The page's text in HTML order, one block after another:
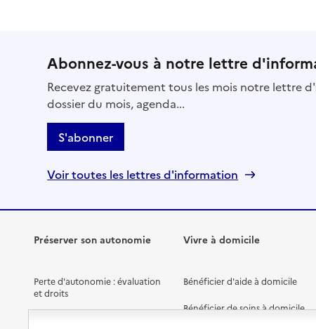
Abonnez-vous à notre lettre
Recevez gratuitement tous les mois notre lettre
dossier du mois, agenda...
S'abonner
Voir toutes les lettres d'information
Préserver son autonomie
Perte d'autonomie : évaluation
et droits
Vivre à domicile
Bénéficier d'aide à domicile
Bénéficier de soins à domicile